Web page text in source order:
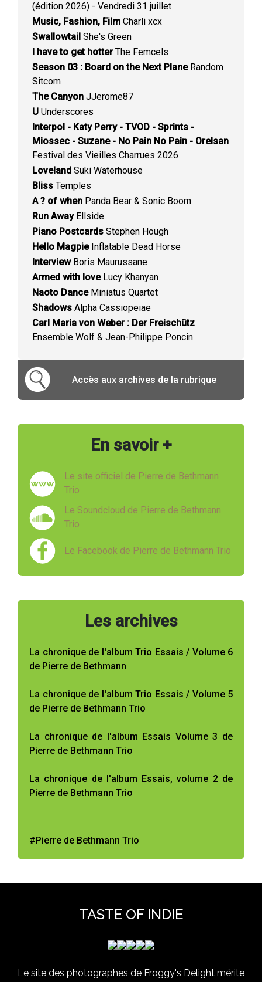
(édition 2026) - Vendredi 31 juillet
Music, Fashion, Film Charli xcx
Swallowtail She's Green
I have to get hotterThe Femcels
Season 03 : Board on the Next PlaneRandom
Sitcom
The Canyon JJerome87
U Underscores
Interpol - Katy Perry - TVOD - Sprints -
Miossec - Suzane - No Pain No Pain - Orelsan
Festival des Vieilles Charrues 2026
Loveland Suki Waterhouse
Bliss Temples
A ? of when Panda Bear & Sonic Boom
Run AwayEllside
Piano Postcards Stephen Hough
Hello MagpieInflatable Dead Horse
InterviewBoris Maurussane
Armed with loveLucy Khanyan
Naoto DanceMiniatus Quartet
Shadows Alpha Cassiopeiae
Carl Maria von Weber : Der Freischütz
Ensemble Wolf & Jean-Philippe Poncin
Accès aux archives de la rubrique
En savoir +
Le site officiel de Pierre de Bethmann
Trio
Le Soundcloud de Pierre de Bethmann
Trio
Le Facebook de Pierre de Bethmann Trio
Les archives
La chronique de l'album Trio Essais / Volume 6
de Pierre de Bethmann
La chronique de l'album Trio Essais / Volume 5
de Pierre de Bethmann Trio
La chronique de l'album Essais Volume 3 de
Pierre de Bethmann Trio
La chronique de l'album Essais, volume 2 de
Pierre de Bethmann Trio
#Pierre de Bethmann Trio
TASTE OF INDIE
Le site des photographes de Froggy's Delight mérite